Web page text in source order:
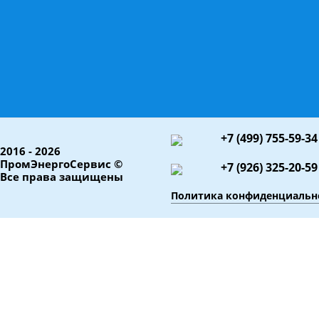
2016 - 2026
ПромЭнергоСервис ©
Все права защищены
+7 (499) 755-59-34
+7 (926) 325-20-59
Политика